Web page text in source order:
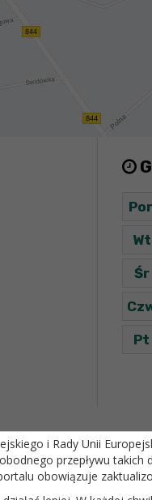
Wt
Śr
Pt
i Rady Unii
przepływu takich
obowiązuje